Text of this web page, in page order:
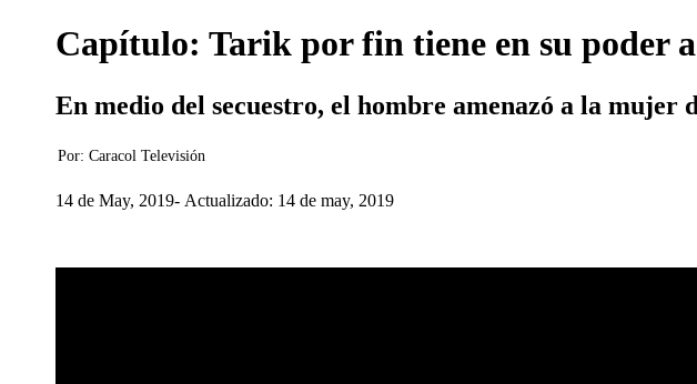
Capítulo: Tarik por fin tiene en su poder
En medio del secuestro, el hombre amenazó a la
Por: Caracol Televisión
14 de May, 2019 Actualizado: 14 de may, 2019